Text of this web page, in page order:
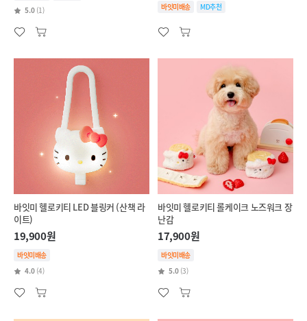
5.0 (1) 바잇미배송 MD추천
바잇미 헬로키티 LED 블링커 (산책 라
이트)
19,900원
바잇미배송
4.0 (4)
바잇미 헬로키티 롤케이크 노즈워크 장
난감
17,900원
바잇미배송
5.0 (3)